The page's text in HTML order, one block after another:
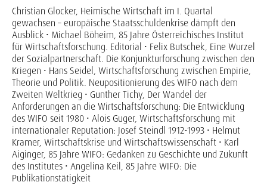
Christian Glocker, Heimische Wirtschaft im I. Quartal
gewachsen – europäische Staatsschuldenkrise dämpft den
Ausblick • Michael Böheim, 85 Jahre Österreichisches Institut
für Wirtschaftsforschung. Editorial • Felix Butschek, Eine Wurzel
der Sozialpartnerschaft. Die Konjunkturforschung zwischen den
Kriegen • Hans Seidel, Wirtschaftsforschung zwischen Empirie,
Theorie und Politik. Neupositionierung des WIFO nach dem
Zweiten Weltkrieg • Gunther Tichy, Der Wandel der
Anforderungen an die Wirtschaftsforschung: Die Entwicklung
des WIFO seit 1980 • Alois Guger, Wirtschaftsforschung mit
internationaler Reputation: Josef Steindl 1912-1993 • Helmut
Kramer, Wirtschaftskrise und Wirtschaftswissenschaft • Karl
Aiginger, 85 Jahre WIFO: Gedanken zu Geschichte und Zukunft
des Institutes • Angelina Keil, 85 Jahre WIFO: Die
Publikationstätigkeit